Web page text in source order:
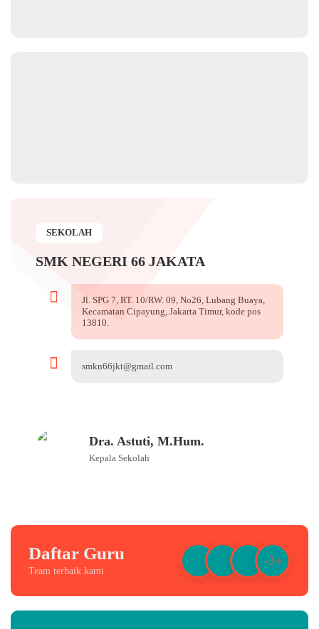
SEKOLAH
SMK NEGERI 66 JAKATA
Jl. SPG 7, RT. 10/RW. 09, No26, Lubang Buaya,
Kecamatan Cipayung, Jakarta Timur, kode pos
13810.
smkn66jkt@gmail.com
Dra. Astuti, M.Hum.
Kepala Sekolah
Daftar Guru
Team terbaik kami
-3+